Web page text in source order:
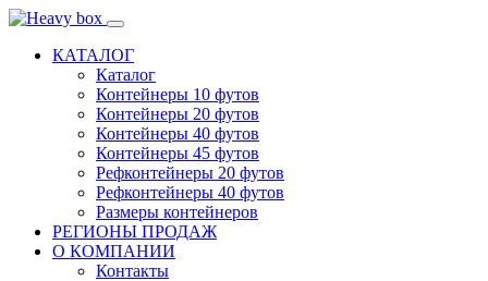
КАТАЛОГ
Каталог
Контейнеры 10 футов
Контейнеры 20 футов
Контейнеры 40 футов
Контейнеры 45 футов
Рефконтейнеры 20 футов
Рефконтейнеры 40 футов
Размеры контейнеров
РЕГИОНЫ ПРОДАЖ
О КОМПАНИИ
Контакты